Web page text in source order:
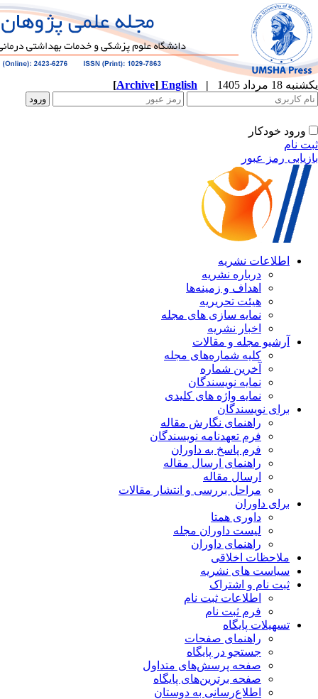
|
English
[ Archive]
های مجله
مجله
های کلیدی
نگارش مقاله
نویسندگان
به داوران
ارسال مقاله
و انتشار مقالات
مجله
متداول
پایگاه
به دوستان